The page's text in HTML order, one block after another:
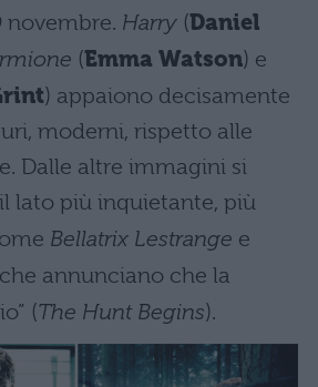
novembre. Harry (Daniel
(Emma Watson) e
) appaiono decisamente
moderni, rispetto alle
Dalle altre immagini si
lato più inquietante, più
Bellatrix Lestrange e
che annunciano che la
(The Hunt Begins).